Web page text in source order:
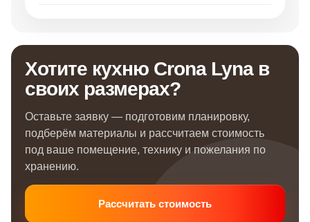
Хотите кухню Crona Lyna в
своих размерах?
Оставьте заявку — подготовим планировку,
подберём материалы и рассчитаем стоимость
под ваше помещение, технику и пожелания по
хранению.
Рассчитать стоимость